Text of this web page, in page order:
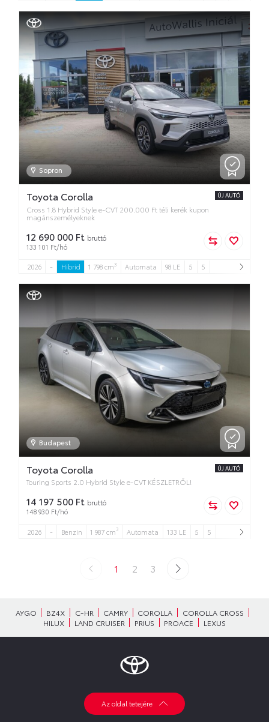
Sopron
Toyota Corolla
Cross 1.8 Hybrid Style e-CVT 200.000 Ft téli kerék kupon
magánszemélyeknek
ÚJ AUTÓ
12 690 000 Ft bruttó
133 101 Ft/hó
2026 - Hibrid 1 798 cm3 Automata 98 LE 5 5
Budapest
Toyota Corolla
Touring Sports 2.0 Hybrid Style e-CVT KÉSZLETRŐL!
ÚJ AUTÓ
14 197 500 Ft bruttó
148 930 Ft/hó
2026 - Benzin 1 987 cm3 Automata 133 LE 5 5
1 2 3
AYGO BZ4X C-HR CAMRY COROLLA
COROLLA CROSS
HILUX
LAND CRUISER PRIUS PROACE LEXUS
Az oldal tetejére